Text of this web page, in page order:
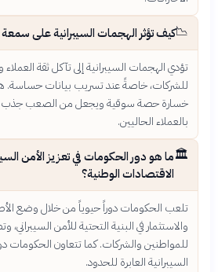
📉كيف تؤثر الهجمات السيبرانية على سمعة
تؤدي الهجمات السيبرانية إلى تآكل ثقة
للشركات، خاصةً عند تسريب بيانات حساسة.
خسارة حصة سوقية ويجعل من الصعب جذب
بالعملاء الحاليين.
🏛️ما هو دور الحكومات في تعزيز الأمن
الاقتصادات الوطنية؟
تلعب الحكومات دوراً حيوياً من خلال وضع الأطر
والاستثمار في البنية التحتية للأمن السيبراني،
للمواطنين والشركات. كما تتعاون الحكومات
السيبرانية العابرة للحدود.